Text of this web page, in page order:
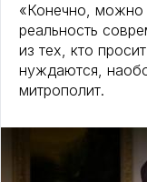
«Конечно, можно
реальность
из тех, кто
нуждаются,
митрополит.